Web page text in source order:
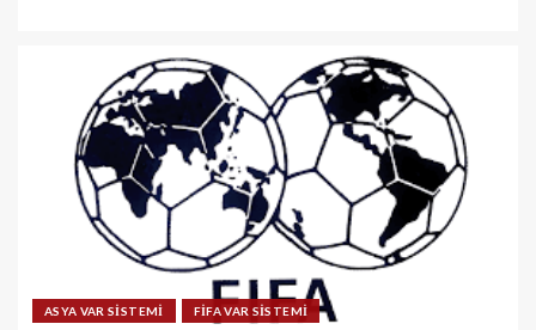
ASYA VAR SİSTEMİ FİFA VAR SİSTEMİ